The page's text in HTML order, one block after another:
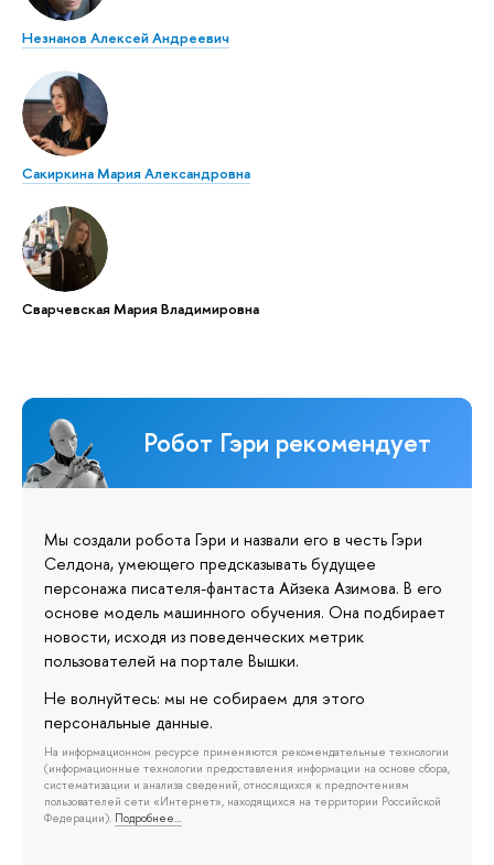
Незнанов Алексей Андреевич
Сакиркина Мария Александровна
Сварчевская Мария Владимировна
Робот Гэри рекомендует
Мы создали робота Гэри и назвали его в честь Гэри
Селдона, умеющего предсказывать будущее
персонажа писателя-фантаста Айзека Азимова. В его
основе модель машинного обучения. Она подбирает
новости, исходя из поведенческих метрик
пользователей на портале Вышки.
Не волнуйтесь: мы не собираем для этого
персональные данные.
На информационном ресурсе применяются рекомендательные технологии
(информационные технологии предоставления информации на основе сбора,
систематизации и анализа сведений, относящихся к предпочтениям
пользователей сети «Интернет», находящихся на территории Российской
Федерации). Подробнее…